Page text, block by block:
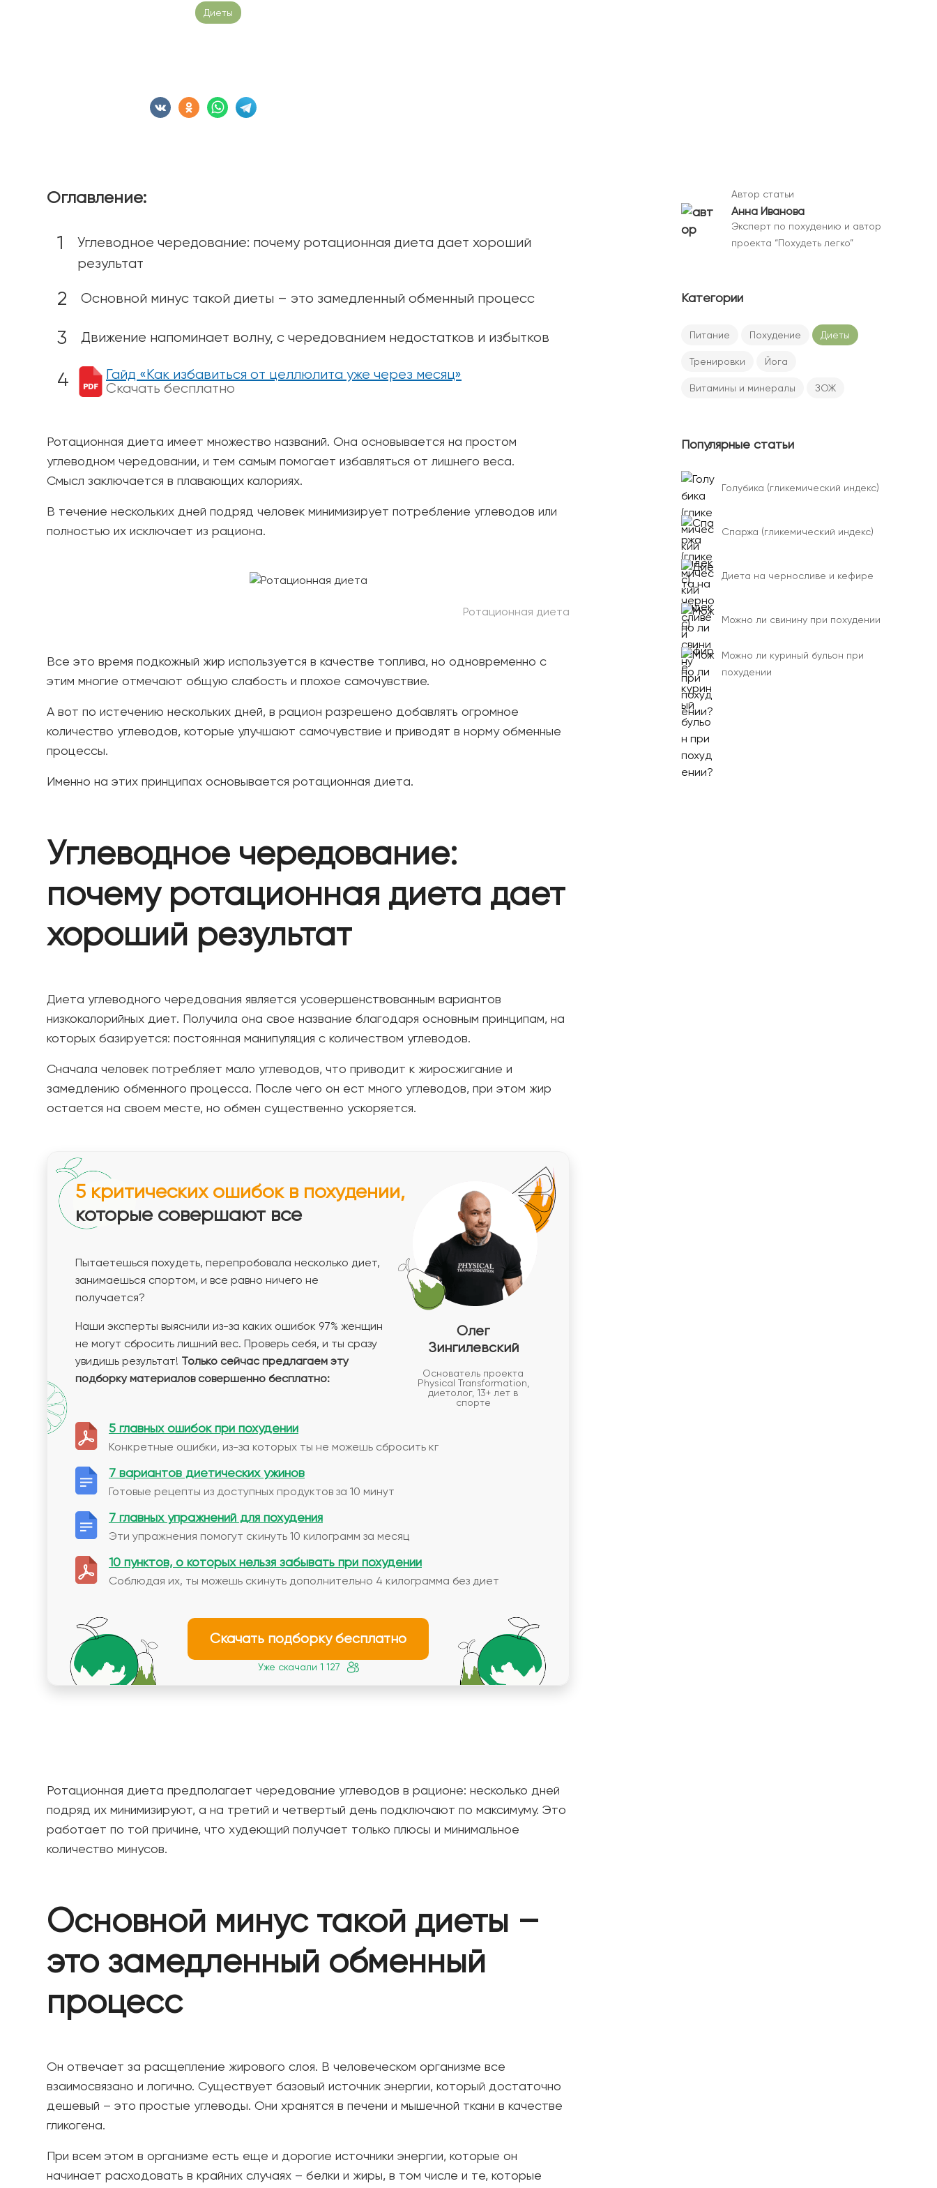
Диеты
Оглавление:
Углеводное чередование: почему ротационная диета дает хороший
результат
Основной минус такой диеты – это замедленный обменный процесс
Движение напоминает волну, с чередованием недостатков и избытков
Гайд «Как избавиться от целлюлита уже через месяц»
Скачать бесплатно
Ротационная диета имеет множество названий. Она основывается на простом
углеводном чередовании, и тем самым помогает избавляться от лишнего веса.
Смысл заключается в плавающих калориях.
В течение нескольких дней подряд человек минимизирует потребление углеводов или
полностью их исключает из рациона.
Ротационная диета
Все это время подкожный жир используется в качестве топлива, но одновременно с
этим многие отмечают общую слабость и плохое самочувствие.
А вот по истечению нескольких дней, в рацион разрешено добавлять огромное
количество углеводов, которые улучшают самочувствие и приводят в норму обменные
процессы.
Именно на этих принципах основывается ротационная диета.
Углеводное чередование:
почему ротационная диета дает
хороший результат
Диета углеводного чередования является усовершенствованным вариантов
низкокалорийных диет. Получила она свое название благодаря основным принципам, на
которых базируется: постоянная манипуляция с количеством углеводов.
Сначала человек потребляет мало углеводов, что приводит к жиросжигание и
замедлению обменного процесса. После чего он ест много углеводов, при этом жир
остается на своем месте, но обмен существенно ускоряется.
Олег
Зингилевский
Основатель проекта
Physical Transformation,
диетолог, 13+ лет в
спорте
5 критических ошибок в похудении,
которые совершают все
Пытаетешься похудеть, перепробовала несколько диет,
занимаешься спортом, и все равно ничего не
получается?
Наши эксперты выяснили из-за каких ошибок 97% женщин
не могут сбросить лишний вес. Проверь себя, и ты сразу
увидишь результат! Только сейчас предлагаем эту
подборку материалов совершенно бесплатно:
5 главных ошибок при похудении
Конкретные ошибки, из-за которых ты не можешь сбросить кг
7 вариантов диетических ужинов
Готовые рецепты из доступных продуктов за 10 минут
7 главных упражнений для похудения
Эти упражнения помогут скинуть 10 килограмм за месяц
10 пунктов, о которых нельзя забывать при похудении
Соблюдая их, ты можешь скинуть дополнительно 4 килограмма без диет
Скачать подборку бесплатно
Уже скачали 1 127
Ротационная диета предполагает чередование углеводов в рационе: несколько дней
подряд их минимизируют, а на третий и четвертый день подключают по максимуму. Это
работает по той причине, что худеющий получает только плюсы и минимальное
количество минусов.
Основной минус такой диеты –
это замедленный обменный
процесс
Он отвечает за расщепление жирового слоя. В человеческом организме все
взаимосвязано и логично. Существует базовый источник энергии, который достаточно
дешевый – это простые углеводы. Они хранятся в печени и мышечной ткани в качестве
гликогена.
При всем этом в организме есть еще и дорогие источники энергии, которые он
начинает расходовать в крайних случаях – белки и жиры, в том числе и те, которые
Автор статьи
Анна Иванова
Эксперт по похудению и автор
проекта “Похудеть легко”
Категории
Питание Похудение Диеты
Тренировки Йога
Витамины и минералы ЗОЖ
Популярные статьи
Голубика (гликемический индекс)
Спаржа (гликемический индекс)
Диета на черносливе и кефире
Можно ли свинину при похудении
Можно ли куриный бульон при
похудении